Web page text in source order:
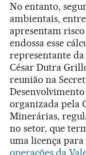
No entanto,
ambientais,
apresentam
endossa esse
representante
César Dutra
reunião na
Desenvolvimento
organizada pela
Minerárias,
no setor, que
uma licença
operações da